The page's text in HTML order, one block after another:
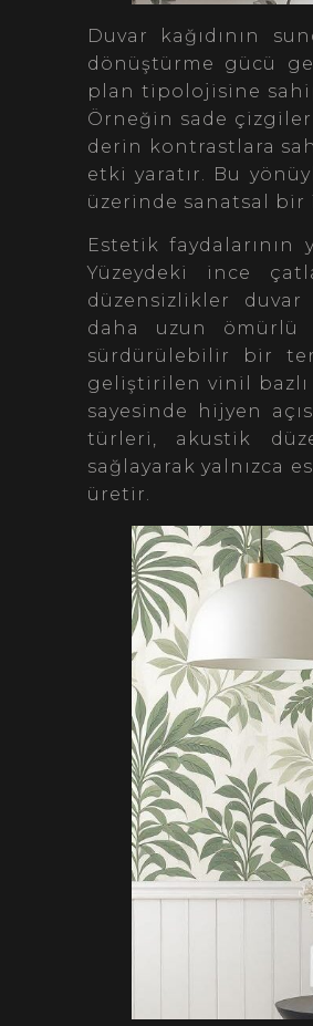
Duvar kağıdının
dönüştürme gücü
plan tipolojisine
Örneğin sade
derin kontrastlara
etki yaratır. Bu
üzerinde sanatsal bir
Estetik faydalarının
Yüzeydeki ince
düzensizlikler duvar
daha uzun ömürlü
sürdürülebilir bir
geliştirilen vinil
sayesinde hijyen
türleri, akustik
sağlayarak yalnızca
üretir.